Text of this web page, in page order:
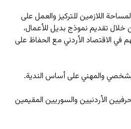
اللازمين للتركيز والعمل على
تقديم نموذج بديل للأعمال،
الاقتصاد الأردني مع الحفاظ على
الأردنيين والسوريين المقيمين